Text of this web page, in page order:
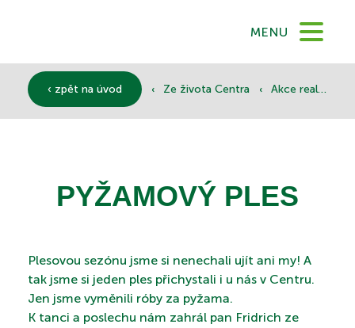
MENU
O NÁS
DOKUMENTY
SPONZOŘI
‹ zpět na úvod ‹ Ze života Centra ‹ Akce realizované
PYŽAMOVÝ PLES
Plesovou sezónu jsme si nenechali ujít ani my! A
tak jsme si jeden ples přichystali i u nás v Centru.
Jen jsme vyměnili róby za pyžama.
K tanci a poslechu nám zahrál pan Fridrich ze